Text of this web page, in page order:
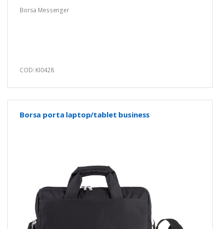
Borsa Messenger
COD: KI0428
Borsa porta laptop/tablet business